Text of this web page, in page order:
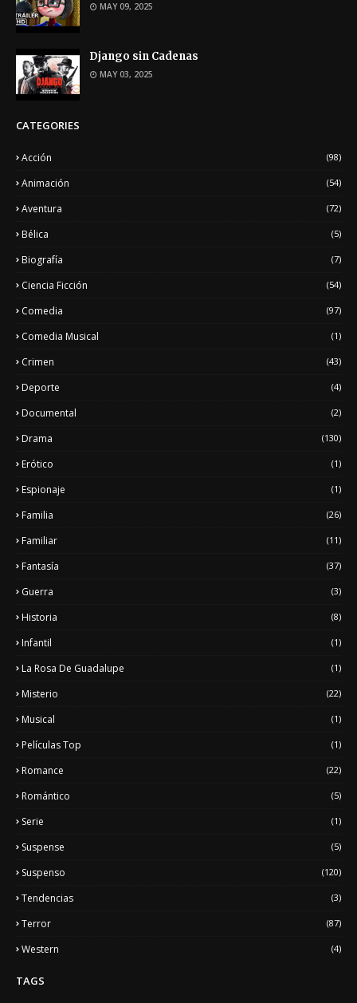
MAY 09, 2025
Django sin Cadenas
MAY 03, 2025
CATEGORIES
Acción (98)
Animación (54)
Aventura (72)
Bélica (5)
Biografía (7)
Ciencia Ficción (54)
Comedia (97)
Comedia Musical (1)
Crimen (43)
Deporte (4)
Documental (2)
Drama (130)
Erótico (1)
Espionaje (1)
Familia (26)
Familiar (11)
Fantasía (37)
Guerra (3)
Historia (8)
Infantil (1)
La Rosa De Guadalupe (1)
Misterio (22)
Musical (1)
Películas Top (1)
Romance (22)
Romántico (5)
Serie (1)
Suspense (5)
Suspenso (120)
Tendencias (3)
Terror (87)
Western (4)
TAGS